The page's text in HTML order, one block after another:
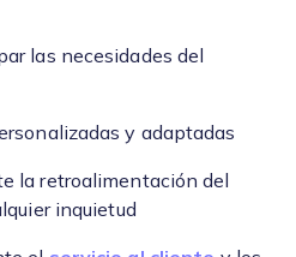
las necesidades del
y adaptadas
la retroalimentación del
inquietud